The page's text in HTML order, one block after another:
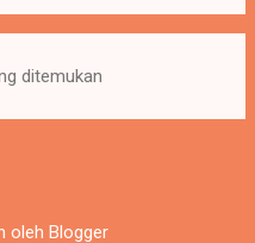
semacamnya jadi
kegiatan refreshing
hari. 5G Resort tampil
ditemukan
oleh Blogger